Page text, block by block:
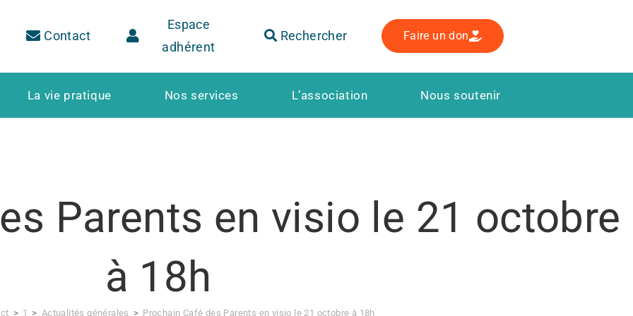
Contact
Espace
adhérent
Rechercher Faire un don
La vie pratique Nos services L’association Nous soutenir
Parents en visio le 21 octobre
à 18h
> 1 > Actualités générales > Prochain Café des Parents en visio le 21 octobre à 18h